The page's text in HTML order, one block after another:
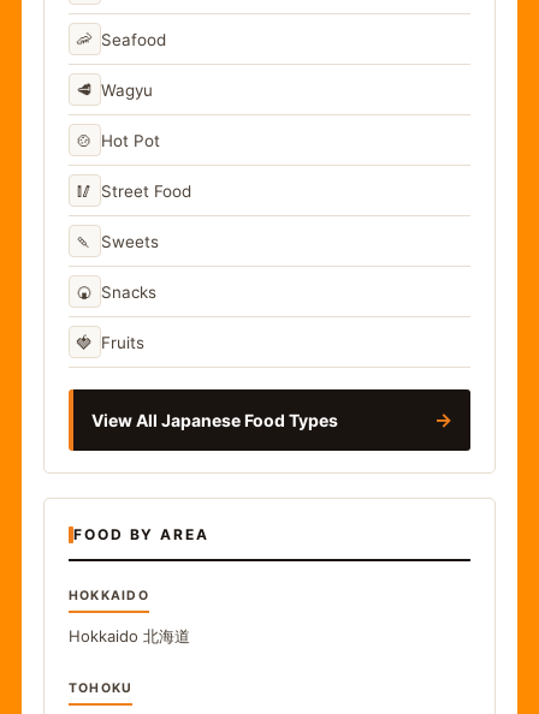
🦐 Seafood
🥩 Wagyu
🍲 Hot Pot
🥢 Street Food
🍡 Sweets
🍘 Snacks
🍓 Fruits
View All Japanese Food Types →
FOOD BY AREA
HOKKAIDO
Hokkaido 北海道
TOHOKU